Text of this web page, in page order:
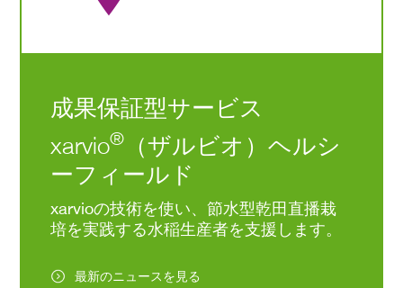
成果保証型サービス
xarvio®
（ザルビオ）ヘルシ
ーフィールド
xarvioの技術を使い、節水型乾田直播栽
培を実践する水稲生産者を支援します。
最新のニュースを見る